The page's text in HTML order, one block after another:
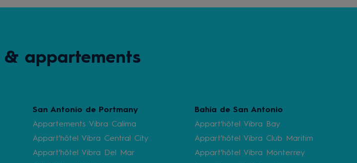
& appartements
San Antonio de Portmany
Appartements Vibra Calima
Appart'hôtel Vibra Central City
Appart'hôtel Vibra Del Mar
Bahía de San Antonio
Appart'hôtel Vibra Bay
Appart'hôtel Vibra Club Maritim
Appart'hôtel Vibra Monterrey